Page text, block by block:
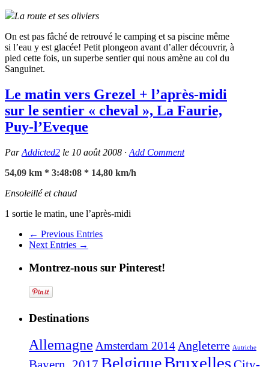
La route et ses oliviers
On est pas fâché de retrouvé le camping et sa piscine même
si l’eau y est glacée! Petit plongeon avant d’aller découvrir, à
pied cette fois, un superbe sentier qui nous amène au col du
Sanguinet.
Le matin vers Grezel + l’après-midi
sur le sentier « cheval », La Faurie,
Puy-l’Eveque
ParAddicted2 le 10 août 2008 · Add Comment
54,09 km * 3:48:08 * 14,80 km/h
Ensoleillé et chaud
1 sortie le matin, une l’après-midi
← Previous Entries
Next Entries →
Montrez-nous sur Pinterest!
Destinations
Allemagne Amsterdam 2014 Angleterre Autriche
BelgiqueBruxelles